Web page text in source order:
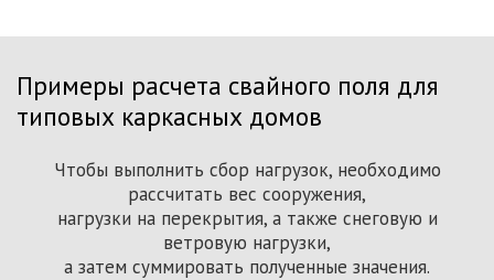
Примеры расчета свайного поля для
типовых каркасных домов
Чтобы выполнить сбор нагрузок, необходимо
рассчитать вес сооружения,
нагрузки на перекрытия, а также снеговую и
ветровую нагрузки,
а затем суммировать полученные значения.